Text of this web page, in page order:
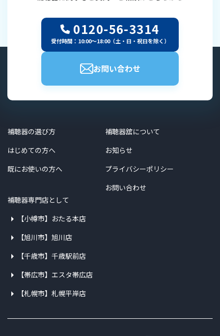
0120-56-3314
受付時間：10:00～18:00（土・日・祝日を除く）
お問い合わせ
補聴器の選び方
はじめての方へ
既にお使いの方へ
補聴器舘について
お知らせ
プライバシーポリシー
お問い合わせ
補聴器専門店として
【小樽市】おたる本店
【旭川市】旭川店
【千歳市】千歳駅前店
【帯広市】エスタ帯広店
【札幌市】札幌平岸店